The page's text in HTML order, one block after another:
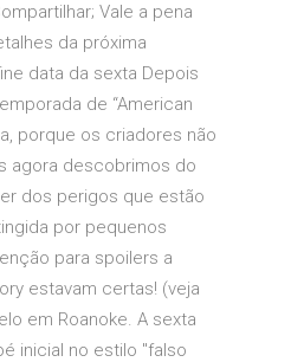
Vale a pena
da próxima
data da sexta Depois
de “American
porque os criadores não
agora descobrimos do
dos perigos que estão
por pequenos
para spoilers a
estavam certas! (veja
em Roanoke. A sexta
inicial no estilo "falso